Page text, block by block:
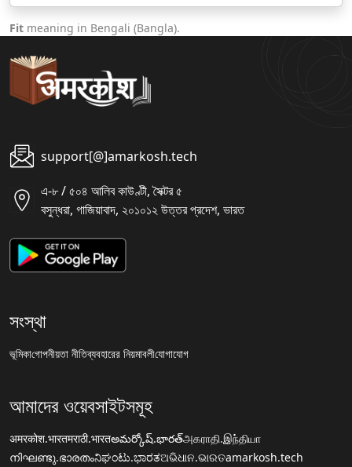
Fit meaning in Bengali (Bangla).
support[@]amarkosh.tech
এ-৮ / ৫০৪ আলিব কাউণ্টী, সৈক্টর ৫
বসুন্ধরা, গাজিয়াবাদ, ২০১০১২ উত্তর প্রদেশ, ভারত
সংস্থা
ভূমিকাগোপনীয়তা নীতিব্যবহারের নিয়মাবলীযোগাযোগ
আমাদের ওয়েবসাইটসমূহ
अमरकोश.भारतमराठी.भारतఅమర్కోష్.భారత్அகராதி.இந்தியா
നിഘണ്ടു.ഭാരതംನಿಘಂಟು.ಭಾರತଅଭିଧାନ.ଭାରତamarkosh.tech